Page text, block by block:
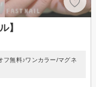
】
フ無料♪ワンカラー/マグネ